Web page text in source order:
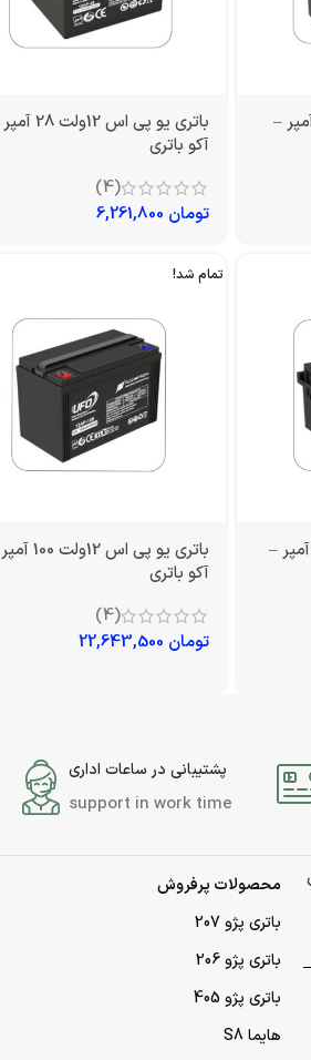
یو پی اس 12ولت 18 آمپر –
باتری یو پی اس
آکو باتری
(4)
تومان
باتری یو پی اس 12ولت 65 آمپر –
تمام شد!
باتری یو پی اس
آکو باتری
(4)
تومان
پشتیبانی در ساعات اداری
support in work time
محصولات پرفروش
باتری پژو 207
باتری پژو 206
باتری پژو 405
هایما S8